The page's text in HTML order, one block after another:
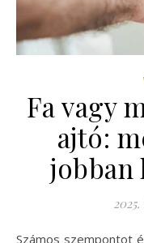
Fa vagy
ajtó:
jobban
Számos szempontot érdemes figyelembe venni, amikor új